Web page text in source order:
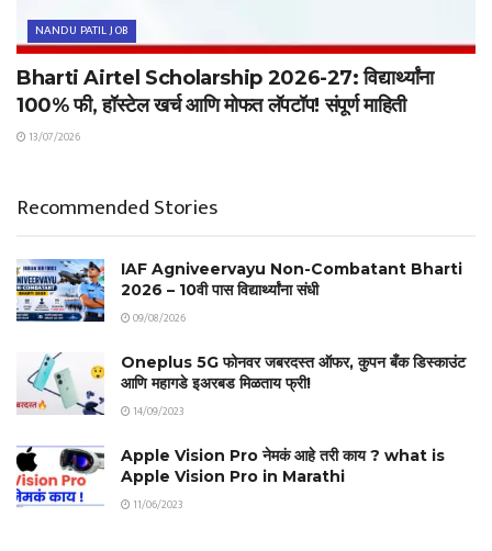
NANDU PATIL JOB
Bharti Airtel Scholarship 2026-27: विद्यार्थ्यांना
100% फी, हॉस्टेल खर्च आणि मोफत लॅपटॉप! संपूर्ण माहिती
13/07/2026
Recommended Stories
IAF Agniveervayu Non-Combatant Bharti
2026 – 10वी पास विद्यार्थ्यांना संधी
09/08/2026
Oneplus 5G फोनवर जबरदस्त ऑफर, कुपन बँक डिस्काउंट
आणि महागडे इअरबड मिळताय फ्री!
14/09/2023
Apple Vision Pro नेमकं आहे तरी काय ? what is
Apple Vision Pro in Marathi
11/06/2023